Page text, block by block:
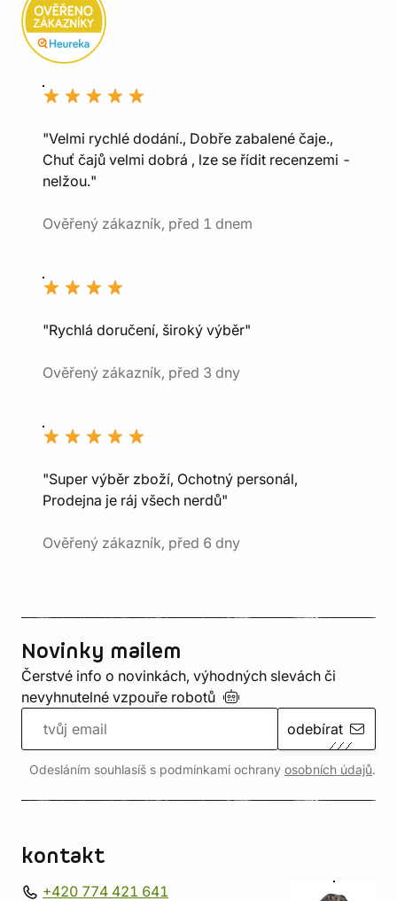
"Velmi rychlé dodání., Dobře zabalené čaje.,
Chuť čajů velmi dobrá , lze se řídit recenzemi -
nelžou."
Ověřený zákazník, před 1 dnem
"Rychlá doručení, široký výběr"
Ověřený zákazník, před 3 dny
"Super výběr zboží, Ochotný personál,
Prodejna je ráj všech nerdů"
Ověřený zákazník, před 6 dny
Novinky mailem
Čerstvé info o novinkách, výhodných slevách či
nevyhnutelné vzpouře robotů
odebírat
Odesláním souhlasíš s podmínkami ochrany osobních údajů.
kontakt
+420 774 421 641